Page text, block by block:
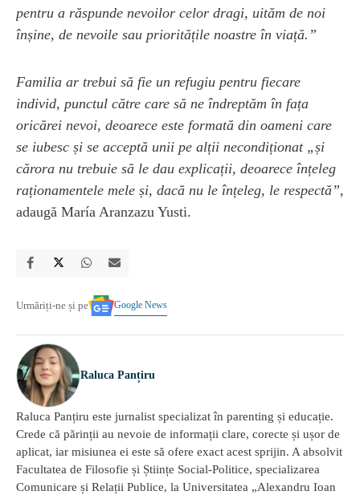
pentru a răspunde nevoilor celor dragi, uităm de noi
înșine, de nevoile sau prioritățile noastre în viață.”
Familia ar trebui să fie un refugiu pentru fiecare
individ, punctul către care să ne îndreptăm în fața
oricărei nevoi, deoarece este formată din oameni care
se iubesc și se acceptă unii pe alții necondiționat „și
cărora nu trebuie să le dau explicații, deoarece înțeleg
raționamentele mele și, dacă nu le înțeleg, le respectă”,
adaugă María Aranzazu Yusti.
Urmăriți-ne și pe Google News
Raluca Panțiru
Raluca Panțiru este jurnalist specializat în parenting și educație.
Crede că părinții au nevoie de informații clare, corecte și ușor de
aplicat, iar misiunea ei este să ofere exact acest sprijin. A absolvit
Facultatea de Filosofie și Științe Social-Politice, specializarea
Comunicare și Relații Publice, la Universitatea „Alexandru Ioan